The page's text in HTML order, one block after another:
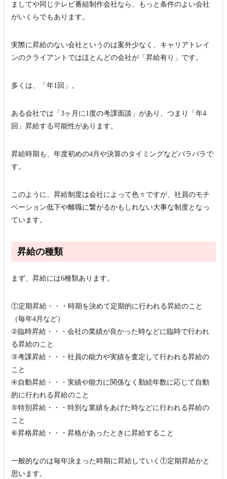
ましてや同じテレビ番組制作会社なら、もっと条件のよい会社
がいくらでもあります。
実際に昇給のない会社というのは案外少なく、キャリアトレイ
ンのクライアントではほとんどの会社が「昇給有り」です。
多くは、「年1回」。
ある会社では「3ヶ月に1度の考課面談」があり、つまり「年4
回」昇給する可能性があります。
昇給時期も、年度初めの4月や決算のタイミングなどバラバラで
す。
このように、昇給制度は会社によって色々ですが、社員のモチ
ベーション低下や離職に繋がるかもしれない大事な制度となっ
ています。
昇給の種類
まず、昇給には6種類あります。
①定期昇給・・・時期を決めて定期的に行われる昇給のこと
（毎年4月など）
②臨時昇給・・・会社の業績が良かった時などに臨時で行われ
る昇給のこと
③考課昇給・・・社員の能力や実績を査定して行われる昇給の
こと
④自動昇給・・・実績や能力に関係なく勤続年数に応じて自動
的に行われる昇給のこと
⑤特別昇給・・・特別な業績をあげた時などに行われる昇給の
こと
⑥昇格昇給・・・昇格があったときに昇給すること
一般的なのは毎年決まった時期に昇給していく①定期昇給かと
思います。